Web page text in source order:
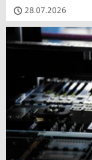
28.07.2026